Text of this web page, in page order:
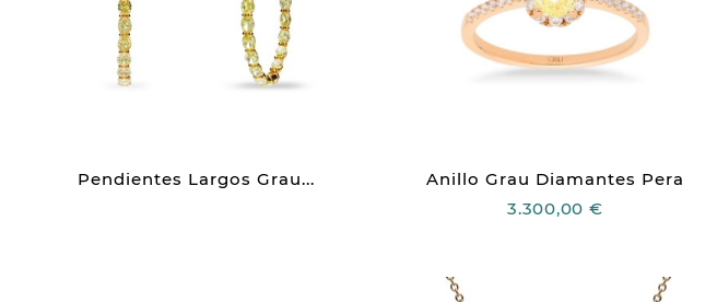
Pendientes Largos Grau...
Anillo Grau Diamantes Pera
3.300,00 €